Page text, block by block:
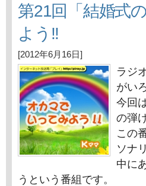
第21回「結婚式
よう!!
[2012年6月16日]
ラジ
がい
今回
の弾
この
ソナ
中に
うという番組です。